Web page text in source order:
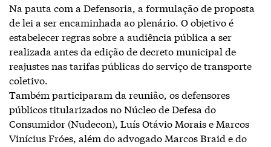
Na pauta com a Defensoria, a formulação de proposta
de lei a ser encaminhada ao plenário. O objetivo é
estabelecer regras sobre a audiência pública a ser
realizada antes da edição de decreto municipal de
reajustes nas tarifas públicas do serviço de transporte
coletivo.
Também participaram da reunião, os defensores
públicos titularizados no Núcleo de Defesa do
Consumidor (Nudecon), Luís Otávio Morais e Marcos
Vinícius Fróes, além do advogado Marcos Braid e do